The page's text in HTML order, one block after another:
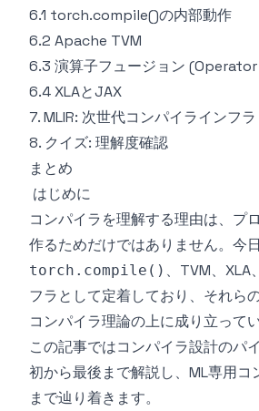
6.1 torch.compile()の内部動作
6.2 Apache TVM
6.3 演算子フュージョン
6.4 XLAとJAX
7. MLIR: 次世代コンパイラインフラ
8. クイズ: 理解度確認
まとめ
はじめに
コンパイラを理解する理由は、プ
作るためだけではありません。今
torch.compile() 、TVM、XLA
フラとして定着しており、それら
コンパイラ理論の上に成り立ってい
この記事ではコンパイラ設計のパ
初から最後まで解説し、ML専用コ
まで辿り着きます。